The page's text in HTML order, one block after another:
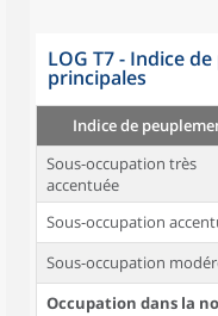
LOG T7 - Indice
principales
Indice de
Sous-occupation très
accentuée
Sous-occupation
Sous-occupation
Occupation dans la